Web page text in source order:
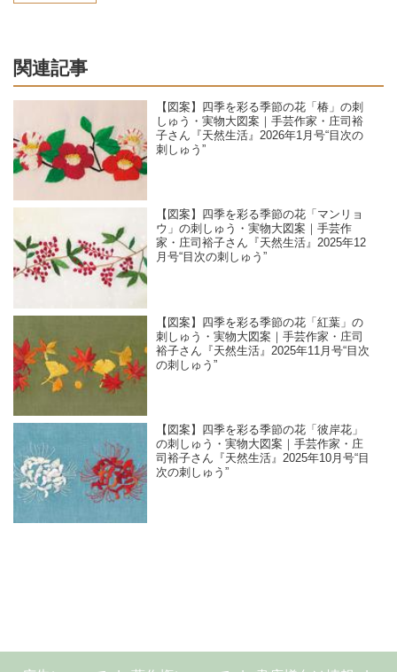
関連記事
【図案】四季を彩る季節の花「椿」の刺
しゅう・実物大図案｜手芸作家・庄司裕
子さん『天然生活』2026年1月号“目次の
刺しゅう”
【図案】四季を彩る季節の花「マンリョ
ウ」の刺しゅう・実物大図案｜手芸作
家・庄司裕子さん『天然生活』2025年12
月号“目次の刺しゅう”
【図案】四季を彩る季節の花「紅葉」の
刺しゅう・実物大図案｜手芸作家・庄司
裕子さん『天然生活』2025年11月号“目次
の刺しゅう”
【図案】四季を彩る季節の花「彼岸花」
の刺しゅう・実物大図案｜手芸作家・庄
司裕子さん『天然生活』2025年10月号“目
次の刺しゅう”